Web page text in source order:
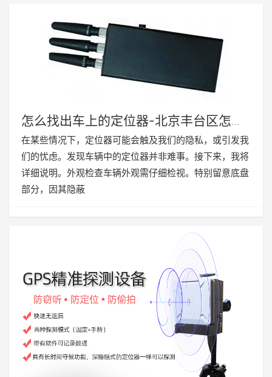
怎么找出车上的定位器-北京丰台区怎么
检测车上的定位器
在某些情况下，定位器可能会触及我们的隐私，或引发我
们的忧虑。发现车辆中的定位器并非难事。接下来，我将
详细说明。外观检查车辆外观需仔细检视。特别留意底盘
部分，因其隐蔽